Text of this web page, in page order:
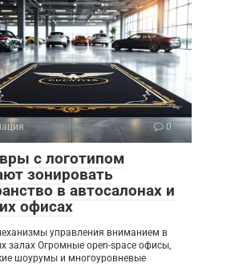
0
с логотипом
зонировать
в автосалонах и
офисах
управления вниманием в
залах Огромные open-space офисы,
шоурумы и многоуровневые